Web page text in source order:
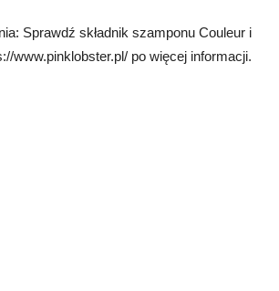
Sprawdź składnik szamponu Couleur i
www.pinklobster.pl/ po więcej informacji.